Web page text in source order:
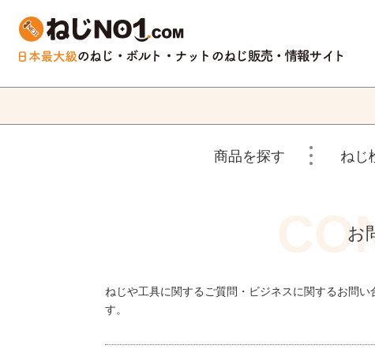
商品を探す ねじ
お
ねじや工具に関するご質問・ビジネスに関するお問
す。